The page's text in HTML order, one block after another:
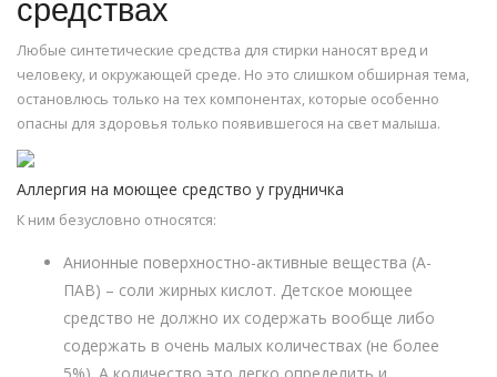
средствах
Любые синтетические средства для стирки наносят вред и
человеку, и окружающей среде. Но это слишком обширная тема,
остановлюсь только на тех компонентах, которые особенно
опасны для здоровья только появившегося на свет малыша.
Аллергия на моющее средство у грудничка
К ним безусловно относятся:
Анионные поверхностно-активные вещества (А-
ПАВ) – соли жирных кислот. Детское моющее
средство не должно их содержать вообще либо
содержать в очень малых количествах (не более
5%). А количество это легко определить и